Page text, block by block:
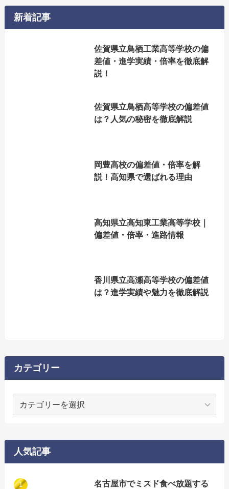
新着記事
佐賀県立鳥栖工業高等学校の偏
差値・進学実績・倍率を徹底解
説！
佐賀県立鳥栖高等学校の偏差値
は？人気の秘密を徹底解説
岡豊高校の偏差値・倍率を解
説！高知県で選ばれる理由
高知県立高知東工業高等学校｜
偏差値・倍率・進路情報
香川県立高瀬高等学校の偏差値
は？進学実績や魅力を徹底解説
カテゴリー
リ
ー
人気記事
名古屋市でミスド食べ放題する